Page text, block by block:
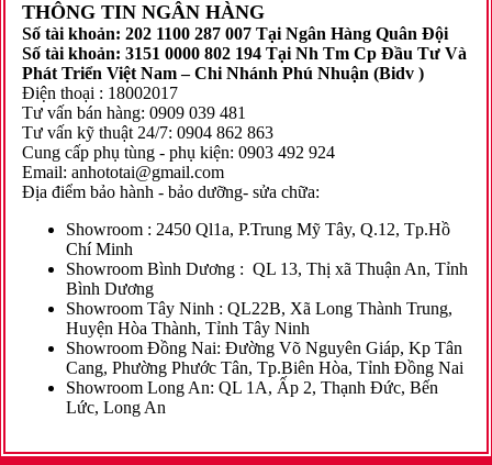
THÔNG TIN NGÂN HÀNG
Số tài khoản: 202 1100 287 007 Tại Ngân Hàng Quân Đội
Số tài khoản: 3151 0000 802 194 Tại Nh Tm Cp Đầu Tư Và
Phát Triển Việt Nam – Chi Nhánh Phú Nhuận (Bidv )
Điện thoại : 18002017
Tư vấn bán hàng: 0909 039 481
Tư vấn kỹ thuật 24/7: 0904 862 863
Cung cấp phụ tùng - phụ kiện: 0903 492 924
Email: anhototai@gmail.com
Địa điểm bảo hành - bảo dưỡng- sửa chữa:
Showroom : 2450 Ql1a, P.Trung Mỹ Tây, Q.12, Tp.Hồ
Chí Minh
Showroom Bình Dương : QL 13, Thị xã Thuận An, Tỉnh
Bình Dương
Showroom Tây Ninh : QL22B, Xã Long Thành Trung,
Huyện Hòa Thành, Tỉnh Tây Ninh
Showroom Đồng Nai: Đường Võ Nguyên Giáp, Kp Tân
Cang, Phường Phước Tân, Tp.Biên Hòa, Tỉnh Đồng Nai
Showroom Long An: QL 1A, Ấp 2, Thạnh Đức, Bến
Lức, Long An